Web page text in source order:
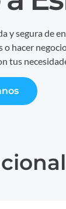
y segura de
o hacer
tus